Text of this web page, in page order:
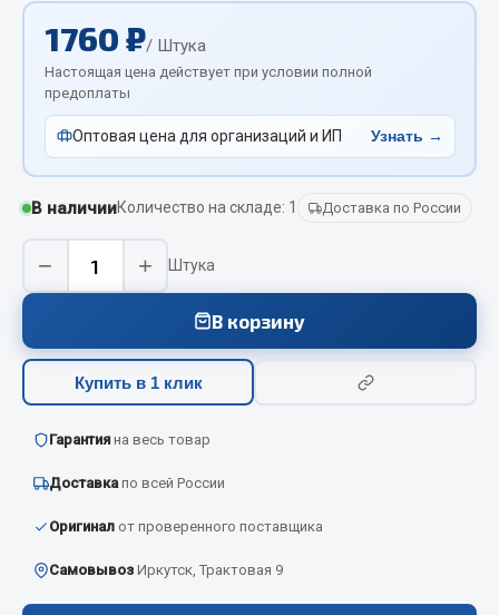
Автокаталоги
Аксессуары автомобильные
Аптечки и знаки автомобильные
Брызговики
Вентиляторы кабины
Вымпела
Весь раздел
Смазочные материалы
Охладжающие жидкости
Технические жидкости
Весь раздел
1760 ₽/ Штука
Настоящая цена действует при условии полной
предоплаты
Оптовая цена для организаций и ИП Узнать →
В наличииКоличество на складе: 1 Доставка по России
− + Штука
В корзину
Купить в 1 клик
Гарантия на весь товар
Доставкапо всей России
Оригинал от проверенного поставщика
Самовывоз Иркутск, Трактовая 9